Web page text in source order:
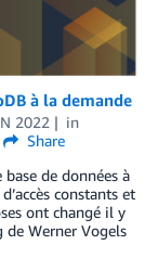
à la demande
2022
in
Share
de données à
constants et
ont changé il y
de Werner Vogels